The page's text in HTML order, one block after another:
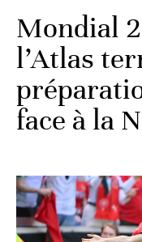
Mondial
l’Atlas
face à la